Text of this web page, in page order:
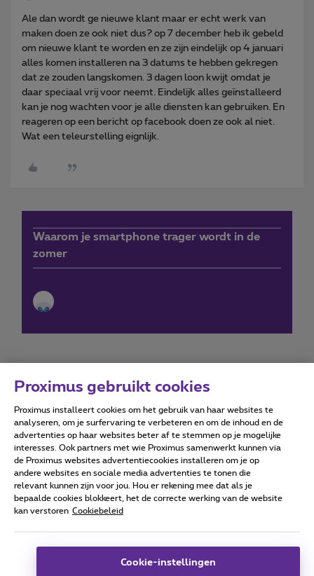
Ale dan wordt ge nieuwe klant maar er echt werk van
maken doen ze ook niet dus? op 7 december heb ik gebeld
om nieuwe klant te worden en ze zijn eindelijk op 4 januari
alles komen installeren na 3 datums te hebben gekregen
dat ze zouden langskomen. 3 dagen loon kwijt omdat je
daar speciaal vrij voor neemt. Eindelijk alles geïnstalleerd
kan je nog wachten voor je alle diensten kan gebruiken. En
reageren op een bericht op facebook doen ze ook al niet.
Wat een teleurstelling eignlijk.
Waarom je smartphone trager wordt in de
zomer
Forumvoorwaarden Accessibility statement
Alle rechten voorbehouden. © Proximus
Algemene voorwaarden, consumenteninfo
Deze website is gecreëerd en wordt beheerd conform het
Proximus gebruikt cookies
Proximus installeert cookies om het gebruik van haar websites te
analyseren, om je surfervaring te verbeteren en om de inhoud en de
advertenties op haar websites beter af te stemmen op je mogelijke
interesses. Ook partners met wie Proximus samenwerkt kunnen via
de Proximus websites advertentiecookies installeren om je op
andere websites en sociale media advertenties te tonen die
relevant kunnen zijn voor jou. Hou er rekening mee dat als je
bepaalde cookies blokkeert, het de correcte werking van de website
kan verstoren Cookiebeleid
Cookie-instellingen